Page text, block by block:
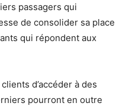
passagers qui
de consolider sa place
qui répondent aux
d’accéder à des
pourront en outre